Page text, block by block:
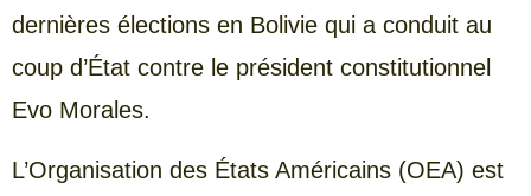
dernières élections en Bolivie qui a conduit au
coup d’État contre le président constitutionnel
Evo Morales.
L’Organisation des États Américains (OEA) est